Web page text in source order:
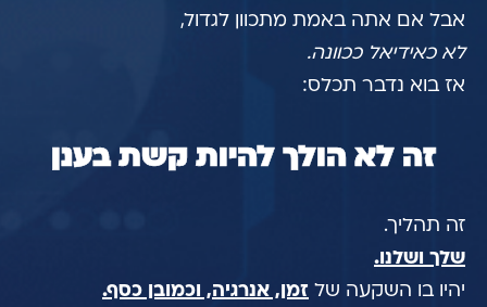
אבל אם אתה באמת מתכוון לגדול,
לא כאידיאל ככוונה.
אז בוא נדבר תכלס:
זה לא הולך להיות קשת בענן
זה תהליך.
שלך ושלנו.
יהיו בו השקעה של זמן, אנרגיה, וכמובן כסף.